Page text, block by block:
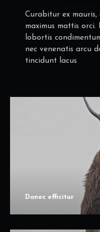
Curabitur ex
maximus mattis
lobortis
nec venenatis arcu
tincidunt lacus
Donec efficitur